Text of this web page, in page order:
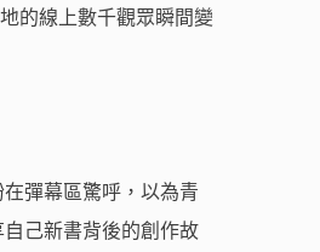
的線上數千觀眾瞬間變
彈幕區驚呼，以為青
己新書背後的創作故